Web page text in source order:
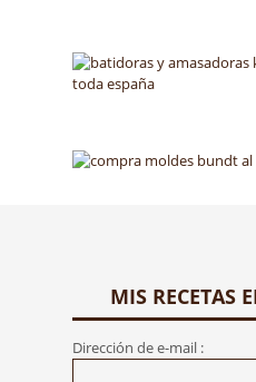
MIS RECETAS
Dirección de e-mail :